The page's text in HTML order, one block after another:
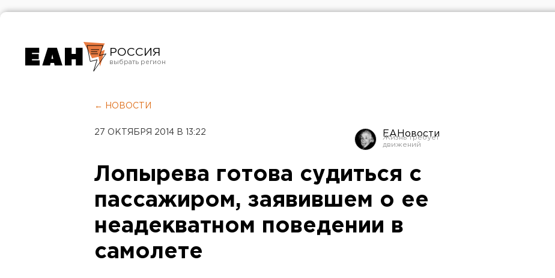
РОССИЯ
Челябинск
← НОВОСТИ
27 ОКТЯБРЯ 2014 В 13:22 ЕАНовости
Лопырева готова судиться с
пассажиром, заявившем о ее
неадекватном поведении в
самолете